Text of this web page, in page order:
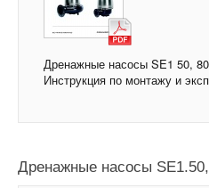
Дренажные насосы SE1 50,
Инструкция по монтажу и
Дренажные насосы